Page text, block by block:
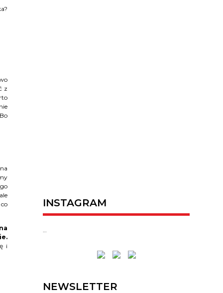
z
i
INSTAGRAM
NEWSLETTER